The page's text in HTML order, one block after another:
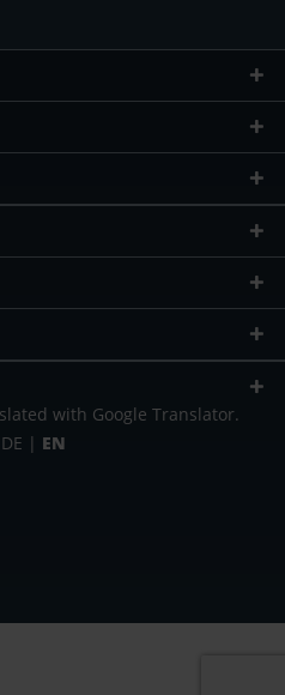
with Google Translator.
DE | EN